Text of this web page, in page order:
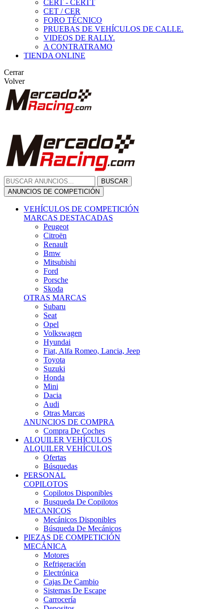
CERT - CERTT
CET / CER
FORO TÉCNICO
PRUEBAS DE VEHÍCULOS DE CALLE.
VIDEOS DE RALLY.
A CONTRATRAMO
TIENDA ONLINE
Cerrar
Volver
BUSCAR
ANUNCIOS DE COMPETICIÓN
VEHÍCULOS DE COMPETICIÓN
MARCAS DESTACADAS
Peugeot
Citroën
Renault
Bmw
Mitsubishi
Ford
Porsche
Skoda
OTRAS MARCAS
Subaru
Seat
Opel
Volkswagen
Hyundai
Fiat, Alfa Romeo, Lancia, Jeep
Toyota
Suzuki
Honda
Mini
Dacia
Audi
Otras Marcas
ANUNCIOS DE COMPRA
Compra De Coches
ALQUILER VEHÍCULOS
ALQUILER VEHÍCULOS
Ofertas
Búsquedas
PERSONAL
COPILOTOS
Copilotos Disponibles
Busqueda De Copilotos
MECANICOS
Mecánicos Disponibles
Búsqueda De Mecánicos
PIEZAS DE COMPETICIÓN
MECÁNICA
Motores
Refrigeración
Electrónica
Cajas De Cambio
Sistemas De Escape
Carrocería
Depositos
Suspensiones